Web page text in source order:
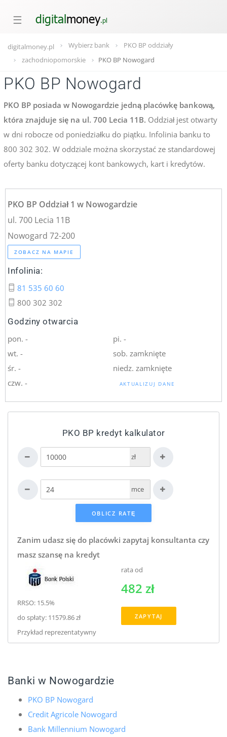
☰
digitalmoney.pl Wybierz bank
PKO BP oddziały
zachodniopomorskie
PKO BP Nowogard
PKO BP Nowogard
PKO BP posiada w Nowogardzie jedną placówkę bankową,
która znajduje się na ul. 700 Lecia 11B. Oddział jest otwarty
w dni robocze od poniedziałku do piątku. Infolinia banku to
800 302 302. W oddziale można skorzystać ze standardowej
oferty banku dotyczącej kont bankowych, kart i kredytów.
PKO BP Oddział 1 w Nowogardzie
ul. 700 Lecia 11B
Nowogard 72-200
ZOBACZ NA MAPIE
Infolinia:
81 535 60 60
800 302 302
Godziny otwarcia
pon. -
wt. -
śr. -
czw. -
pi. -
sob. zamknięte
niedz. zamknięte
AKTUALIZUJ DANE
PKO BP kredyt kalkulator
zł
mce
Zanim udasz się do placówki zapytaj konsultanta czy
masz szansę na kredyt
RRSO: 15.5%
do spłaty: 11579.86 zł
Przykład reprezentatywny
rata od
482 zł
ZAPYTAJ
Banki w Nowogardzie
PKO BP Nowogard
Credit Agricole Nowogard
Bank Millennium Nowogard